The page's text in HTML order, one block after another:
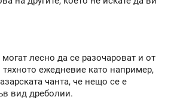
могат лесно да се разочароват и от
ежедневие като например,
чанта, че нещо се е
вид дреболии.